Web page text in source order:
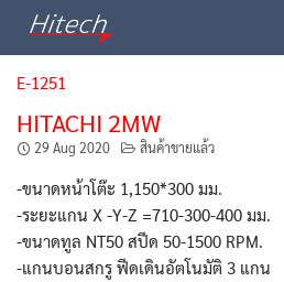
E-1251
HITACHI 2MW
29 Aug 2020 สินค้าขายแล้ว
-ขนาดหน้าโต๊ะ 1,150*300 มม.
-ระยะแกน X -Y-Z =710-300-400 มม.
-ขนาดทูล NT50 สปีด 50-1500 RPM.
-แกนบอนสกรู ฟีดเดินอัตโนมัติ 3 แกน